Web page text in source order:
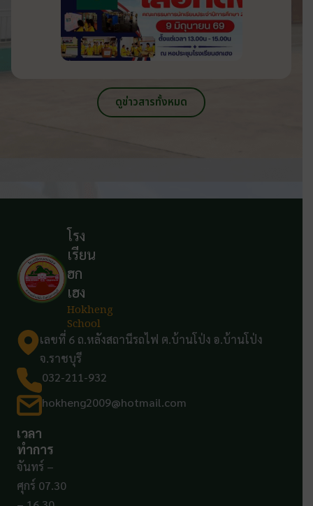
ดูข่าวสารทั้งหมด
โรง
เรียน
ฮก
เฮง
Hokheng
School
เลขที่ 6 ถ.หลังสถานีรถไฟ ต.บ้านโป่ง อ.บ้านโป่ง
จ.ราชบุรี
032-211-932
hokheng2009@hotmail.com
เวลา
ทำการ
จันทร์ –
ศุกร์ 07.30